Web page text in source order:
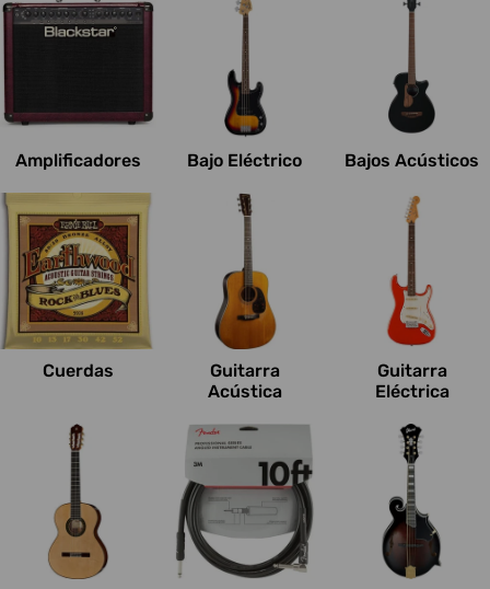
e
s
:
Amplificadores Bajo Eléctrico Bajos Acústicos
Cuerdas
Guitarra
Acústica
Guitarra
Eléctrica